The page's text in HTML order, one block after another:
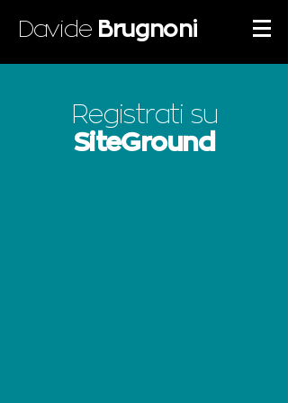
Davide Brugnoni
Registrati su
SiteGround